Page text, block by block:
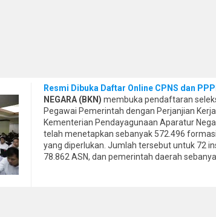
Resmi Dibuka Daftar Online CPNS dan
NEGARA (BKN) membuka pendaftaran
Pegawai Pemerintah dengan Perjanjian Kerja
Kementerian Pendayagunaan Aparatur
telah menetapkan sebanyak 572.496
yang diperlukan. Jumlah tersebut untuk 72
78.862 ASN, dan pemerintah daerah